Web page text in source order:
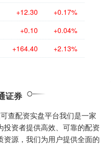
+12.30 +0.17%
+0.10 +0.04%
+164.40 +2.13%
证券
查配资实盘平台我们是一家
资者提供高效、可靠的配资
源，我们为用户提供全面的